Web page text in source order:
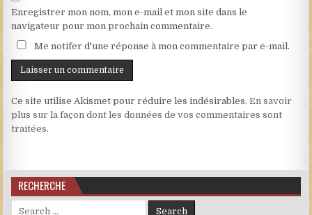
Enregistrer mon nom, mon e-mail et mon site dans le
navigateur pour mon prochain commentaire.
Me notifer d'une réponse à mon commentaire par e-mail.
Ce site utilise Akismet pour réduire les indésirables.En savoir
plus sur la façon dont les données de vos commentaires sont
traitées.
RECHERCHE
Search for: